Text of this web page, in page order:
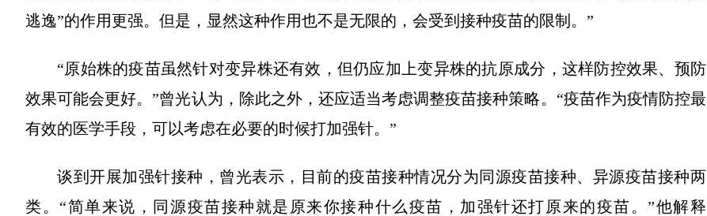
逃逸”的作用更强。但是，显然这种作用也不是无限的，会受到接种疫苗的限制。”
“原始株的疫苗虽然针对变异株还有效，但仍应加上变异株的抗原成分，这样防控效果、预防
效果可能会更好。”曾光认为，除此之外，还应适当考虑调整疫苗接种策略。“疫苗作为疫情防控最
有效的医学手段，可以考虑在必要的时候打加强针。”
谈到开展加强针接种，曾光表示，目前的疫苗接种情况分为同源疫苗接种、异源疫苗接种两
类。“简单来说，同源疫苗接种就是原来你接种什么疫苗，加强针还打原来的疫苗。”他解释